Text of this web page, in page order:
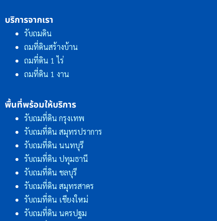
บริการจากเรา
รับถมดิน
ถมที่ดินสร้างบ้าน
ถมที่ดิน 1 ไร่
ถมที่ดิน 1 งาน
พื้นที่พร้อมให้บริการ
รับถมที่ดิน กรุงเทพ
รับถมที่ดิน สมุทรปราการ
รับถมที่ดิน นนทบุรี
รับถมที่ดิน ปทุมธานี
รับถมที่ดิน ชลบุรี
รับถมที่ดิน สมุทรสาคร
รับถมที่ดิน เชียงใหม่
รับถมที่ดิน นครปฐม